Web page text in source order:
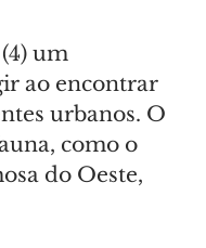
um
ao encontrar
urbanos. O
como o
do Oeste,